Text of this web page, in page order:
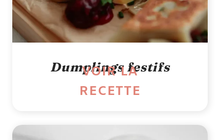
Dumplings festifs
VOIR LA
RECETTE